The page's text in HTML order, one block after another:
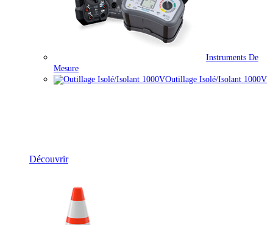
Instruments De
Mesure
Outillage Isolé/isolant 1000V
Découvrir